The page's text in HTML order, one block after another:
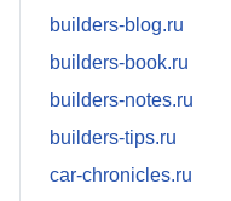
builders-blog.ru
builders-book.ru
builders-notes.ru
builders-tips.ru
car-chronicles.ru